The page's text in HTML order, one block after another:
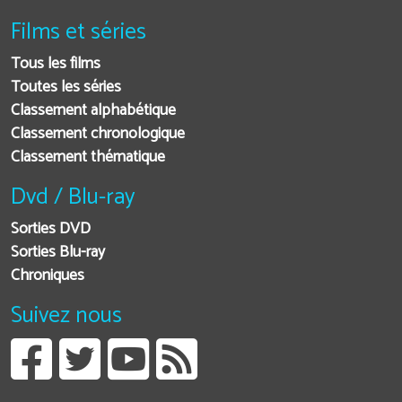
Films et séries
Tous les films
Toutes les séries
Classement alphabétique
Classement chronologique
Classement thématique
Dvd / Blu-ray
Sorties DVD
Sorties Blu-ray
Chroniques
Suivez nous